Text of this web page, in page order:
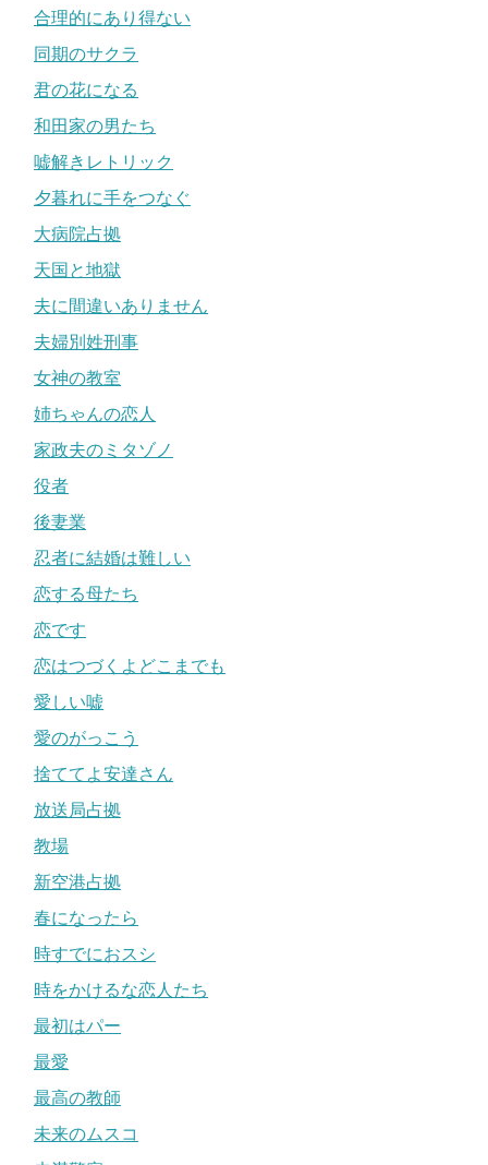
合理的にあり得ない
同期のサクラ
君の花になる
和田家の男たち
嘘解きレトリック
夕暮れに手をつなぐ
大病院占拠
天国と地獄
夫に間違いありません
夫婦別姓刑事
女神の教室
姉ちゃんの恋人
家政夫のミタゾノ
役者
後妻業
忍者に結婚は難しい
恋する母たち
恋です
恋はつづくよどこまでも
愛しい嘘
愛のがっこう
捨ててよ安達さん
放送局占拠
教場
新空港占拠
春になったら
時すでにおスシ
時をかけるな恋人たち
最初はパー
最愛
最高の教師
未来のムスコ